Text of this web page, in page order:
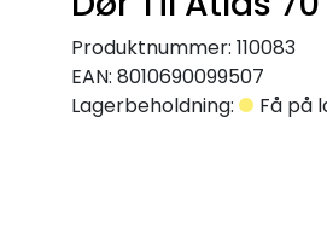
Produktnummer: 110083
EAN: 8010690099507
Lagerbeholdning:
Få på